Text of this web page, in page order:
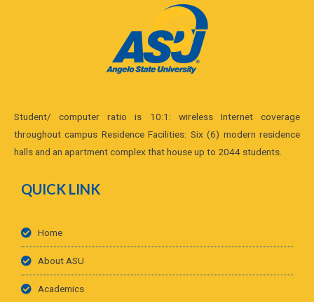
Student/ computer ratio is 10:1: wireless Internet coverage
throughout campus Residence Facilities: Six (6) modern residence
halls and an apartment complex that house up to 2044 students.
QUICK LINK
Home
About ASU
Academics